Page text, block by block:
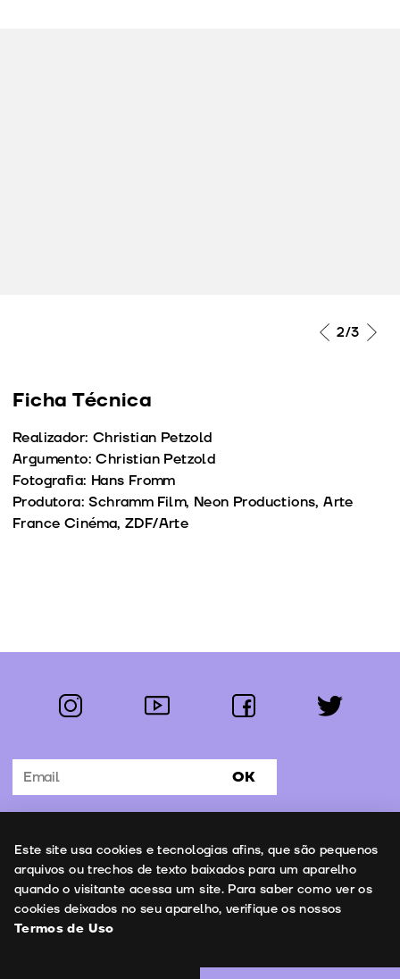
2/3
Ficha Técnica
Realizador: Christian Petzold
Argumento: Christian Petzold
Fotografia: Hans Fromm
Produtora: Schramm Film, Neon Productions, Arte
France Cinéma, ZDF/Arte
Segue-nos:
instagram youtube facebook twitter
Subscrever Newsletter OK
Contactos
Este site usa cookies e tecnologias afins, que são pequenos
arquivos ou trechos de texto baixados para um aparelho
quando o visitante acessa um site. Para saber como ver os
cookies deixados no seu aparelho, verifique os nossos
Termos de Uso